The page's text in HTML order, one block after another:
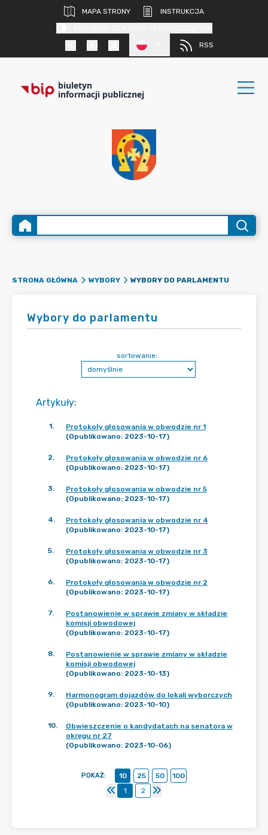
MAPA STRONY
INSTRUKCJA
RSS
biuletyn
informacji publicznej
STRONA GŁÓWNA WYBORY WYBORY DO PARLAMENTU
Wybory do parlamentu
Artykuły:
sortowanie:
1.
Protokoły głosowania w obwodzie nr 1
(Opublikowano: 2023-10-17)
2.
Protokoły głosowania w obwodzie nr 6
(Opublikowano: 2023-10-17)
3.
Protokoły głosowania w obwodzie nr 5
(Opublikowano: 2023-10-17)
4.
Protokoły głosowania w obwodzie nr 4
(Opublikowano: 2023-10-17)
5.
Protokoły głosowania w obwodzie nr 3
(Opublikowano: 2023-10-17)
6.
Protokoły głosowania w obwodzie nr 2
(Opublikowano: 2023-10-17)
7.
Postanowienie w sprawie zmiany w składzie
komisji obwodowej
(Opublikowano: 2023-10-17)
8.
Postanowienie w sprawie zmiany w składzie
komisji obwodowej
(Opublikowano: 2023-10-13)
9.
Harmonogram dojazdów do lokali wyborczych
(Opublikowano: 2023-10-10)
10.
Obwieszczenie o kandydatach na senatora w
okręgu nr 27
(Opublikowano: 2023-10-06)
POKAŻ: 10 25 50
100
1
2